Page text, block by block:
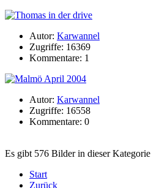
Autor: Karwannel
Zugriffe: 16369
Kommentare: 1
Autor: Karwannel
Zugriffe: 16558
Kommentare: 0
Es gibt 576 Bilder in dieser Kategorie
Start
Zurück